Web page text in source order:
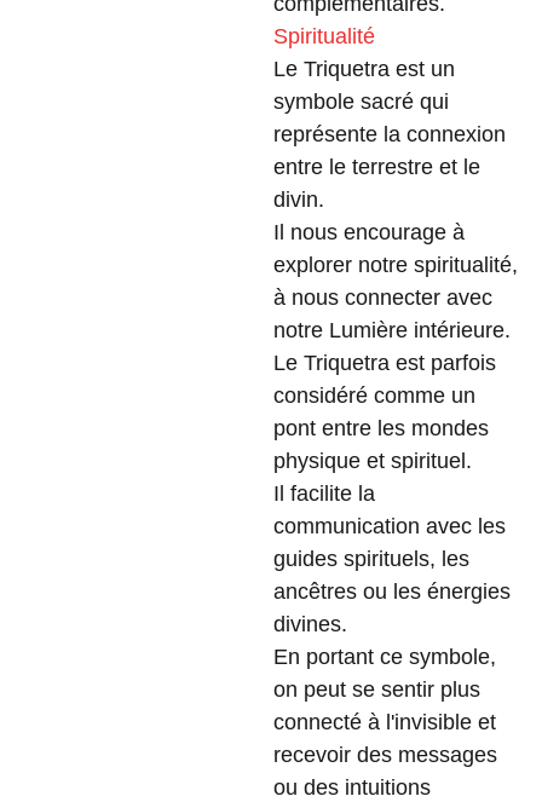
Spiritualité
Le Triquetra est un
symbole sacré qui
représente la connexion
entre le terrestre et le
divin.
Il nous encourage à
explorer notre spiritualité,
à nous connecter avec
notre Lumière intérieure.
Le Triquetra est parfois
considéré comme un
pont entre les mondes
physique et spirituel.
Il facilite la
communication avec les
guides spirituels, les
ancêtres ou les énergies
divines.
En portant ce symbole,
on peut se sentir plus
connecté à l'invisible et
recevoir des messages
ou des intuitions